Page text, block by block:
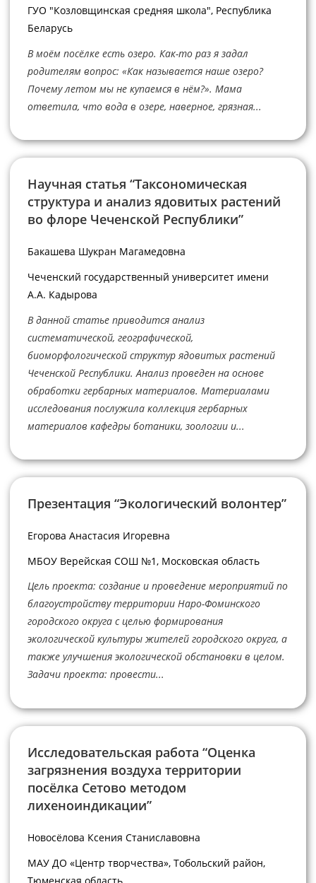
ГУО "Козловщинская средняя школа", Республика
Беларусь
В моём посёлке есть озеро. Как-то раз я задал
родителям вопрос: «Как называется наше озеро?
Почему летом мы не купаемся в нём?». Мама
ответила, что вода в озере, наверное, грязная...
Научная статья “Таксономическая
структура и анализ ядовитых растений
во флоре Чеченской Республики”
Бакашева Шукран Магамедовна
Чеченский государственный университет имени
А.А. Кадырова
В данной статье приводится анализ
систематической, географической,
биоморфологической структур ядовитых растений
Чеченской Республики. Анализ проведен на основе
обработки гербарных материалов. Материалами
исследования послужила коллекция гербарных
материалов кафедры ботаники, зоологии и...
Презентация “Экологический волонтер”
Егорова Анастасия Игоревна
МБОУ Верейская СОШ №1, Московская область
Цель проекта: создание и проведение мероприятий по
благоустройству территории Наро-Фоминского
городского округа с целью формирования
экологической культуры жителей городского округа, а
также улучшения экологической обстановки в целом.
Задачи проекта: провести...
Исследовательская работа “Оценка
загрязнения воздуха территории
посёлка Сетово методом
лихеноиндикации”
Новосёлова Ксения Станиславовна
МАУ ДО «Центр творчества», Тобольский район,